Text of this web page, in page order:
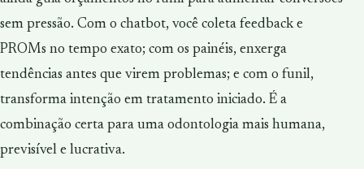
sem pressão. Com o chatbot, você coleta feedback e
PROMs no tempo exato; com os painéis, enxerga
tendências antes que virem problemas; e com o funil,
transforma intenção em tratamento iniciado. É a
combinação certa para uma odontologia mais humana,
previsível e lucrativa.